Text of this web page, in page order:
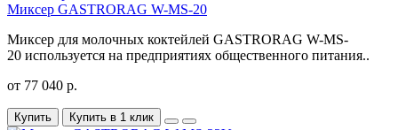
Миксер GASTRORAG W-MS-20
Миксер для молочных коктейлей GASTRORAG W-MS-
20 используется на предприятиях общественного питания..
от 77 040 р.
Купить Купить в 1 клик